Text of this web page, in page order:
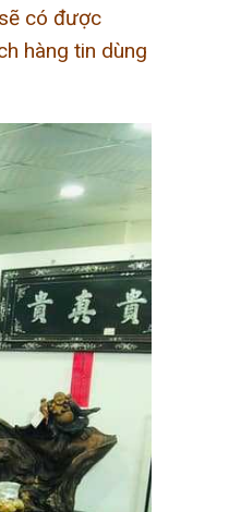
có được
hàng tin dùng